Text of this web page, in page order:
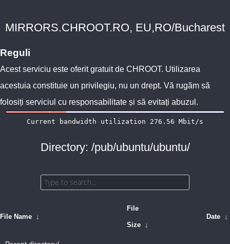
MIRRORS.CHROOT.RO, EU,RO/Bucharest
Reguli
Acest serviciu este oferit gratuit de CHROOT. Utilizarea
acestuia constituie un privilegiu, nu un drept. Vă rugăm să
folosiți serviciul cu responsabilitate și să evitați abuzul.
Directory: /pub/ubuntu/ubuntu/
File Name ↓
File
Size ↓
Date ↓